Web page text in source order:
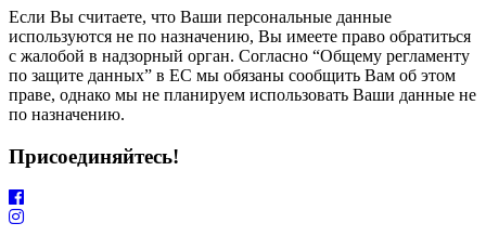
Если Вы считаете, что Ваши персональные данные
используются не по назначению, Вы имеете право обратиться
с жалобой в надзорный орган. Согласно “Общему регламенту
по защите данных” в ЕС мы обязаны сообщить Вам об этом
праве, однако мы не планируем использовать Ваши данные не
по назначению.
Присоединяйтесь!